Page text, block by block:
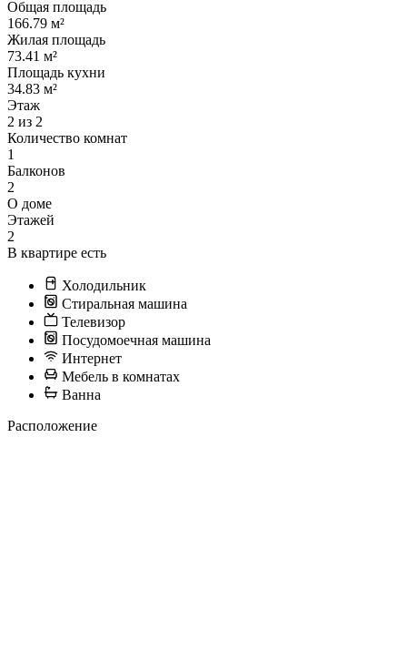
Общая площадь
166.79 м²
Жилая площадь
73.41 м²
Площадь кухни
34.83 м²
Этаж
2 из 2
Количество комнат
1
Балконов
2
О доме
Этажей
2
В квартире есть
Холодильник
Стиральная машина
Телевизор
Посудомоечная машина
Интернет
Мебель в комнатах
Ванна
Расположение